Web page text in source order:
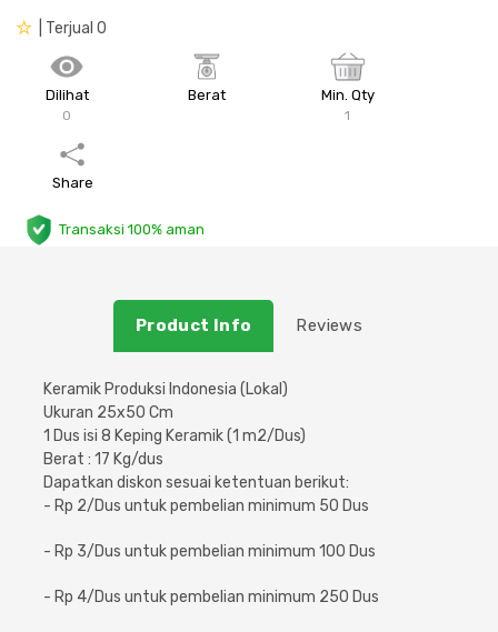
Sanitari & Aksesorisnya
Scaffolding
Konstruksi
Atap & Lantai
Cat dan Kimia
Saniter
Besi Profil & Plat
Pompa dan Pipa
| Terjual 0
Dilihat
0
Berat Min. Qty
1
Share
Transaksi 100% aman
Product Info Reviews
Keramik Produksi Indonesia (Lokal)
Ukuran 25x50 Cm
1 Dus isi 8 Keping Keramik (1 m2/Dus)
Berat : 17 Kg/dus
Dapatkan diskon sesuai ketentuan berikut:
- Rp 2/Dus untuk pembelian minimum 50 Dus
- Rp 3/Dus untuk pembelian minimum 100 Dus
- Rp 4/Dus untuk pembelian minimum 250 Dus